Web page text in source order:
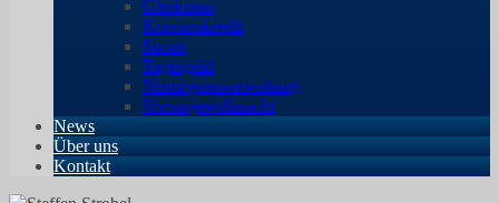
Girokonto
Konsumkredit
Strom
Tagesgeld
Vermögensverwaltung
Vorsorgevollmacht
News
Über uns
Kontakt